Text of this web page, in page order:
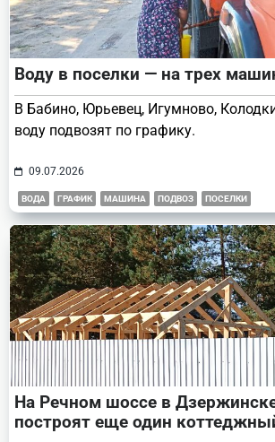
Воду в поселки — на трех
В Бабино, Юрьевец, Игумново,
воду подвозят по графику.
09.07.2026
ВОДА ГРАФИК МАШИНА ПОДВОЗ ПОСЕЛКИ
На Речном шоссе в
построят еще один